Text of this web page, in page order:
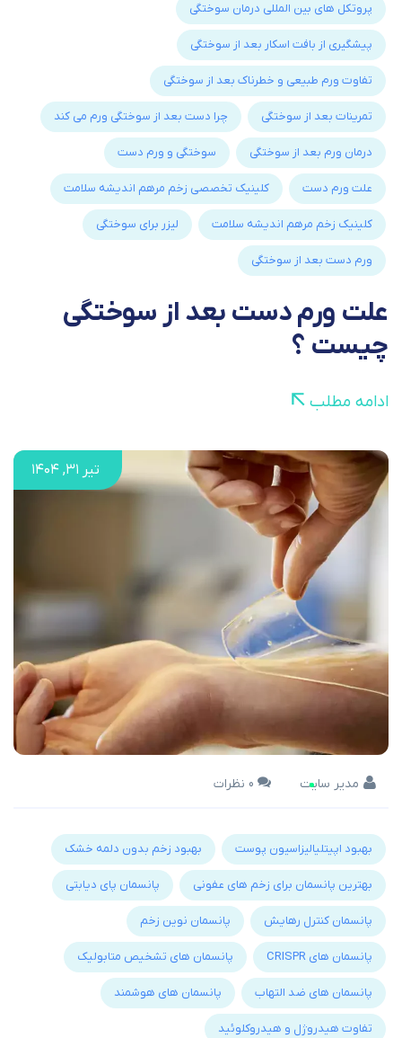
پروتکل های بین المللی درمان سوختگی
پیشگیری از بافت اسکار بعد از سوختگی
تفاوت ورم طبیعی و خطرناک بعد از سوختگی
تمرینات بعد از سوختگی چرا دست بعد از سوختگی ورم می کند
درمان ورم بعد از سوختگی سوختگی و ورم دست
علت ورم دست کلینیک تخصصی زخم مرهم اندیشه سلامت
کلینیک زخم مرهم اندیشه سلامت لیزر برای سوختگی
ورم دست بعد از سوختگی
علت ورم دست بعد از سوختگی
چیست ؟
ادامه مطلب
تیر ۳۱, ۱۴۰۴
مدیر سایت
بهبود اپیتلیالیزاسیون پوست بهبود زخم بدون دلمه خشک
بهترین پانسمان برای زخم های عفونی پانسمان پای دیابتی
پانسمان کنترل رهایش پانسمان نوین زخم
پانسمان های CRISPR پانسمان های تشخیص متابولیک
پانسمان های ضد التهاب پانسمان های هوشمند
تفاوت هیدروژل و هیدروکلوئید